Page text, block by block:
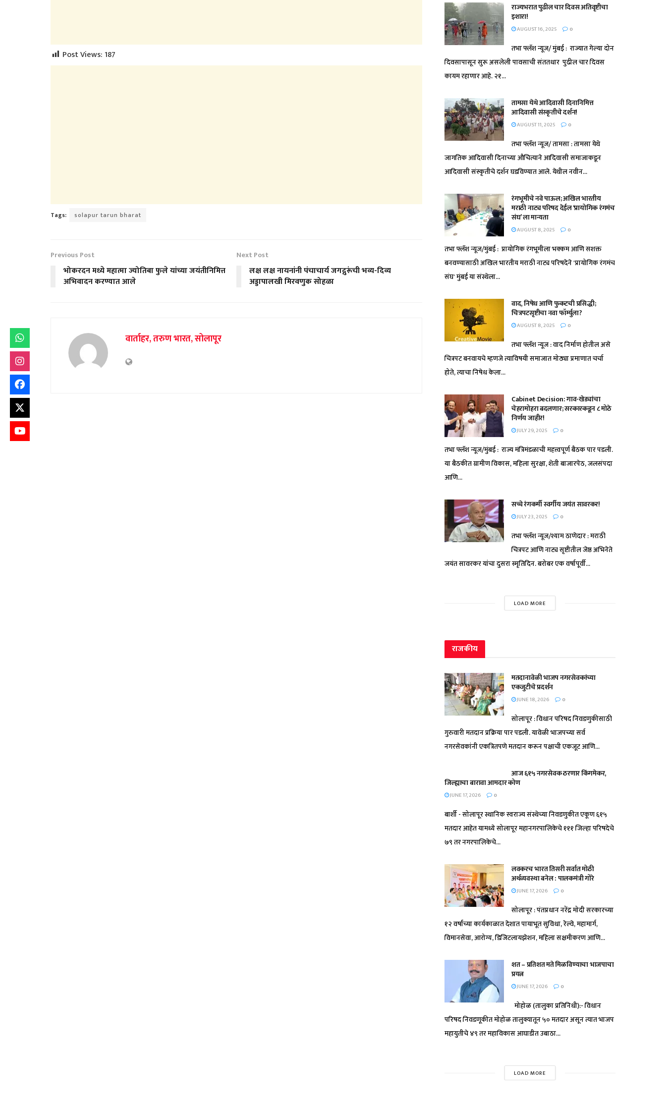
Post Views: 187
Tags: solapur tarun bharat
Previous Post
भोकरदन मध्ये महात्मा ज्योतिबा फुले यांच्या जयंतीनिमित्त
अभिवादन करण्यात आले
Next Post
लक्ष लक्ष नायनांनी पंचाचार्य जगद्गुरूंची भव्य-दिव्य
अड्डापालखी मिरवणुक सोहळा
वार्ताहर, तरुण भारत, सोलापूर
राज्यभरात पुढील चार दिवस अतिवृष्टीचा
इशारा!
AUGUST 16, 2025 0
तभा फ्लॅश न्यूज/ मुंबई : राज्यात गेल्या दोन
दिवसापासून सुरू असलेली पावसाची संततधार पुढील चार दिवस
कायम रहाणार आहे. २१...
तामसा येथे आदिवासी दिनानिमित्त
आदिवासी संस्कृतीचे दर्शन!
AUGUST 11, 2025 0
तभा फ्लॅश न्यूज/ तामसा : तामसा येथे
जागतिक आदिवासी दिनाच्या औचित्याने आदिवासी समाजाकडून
आदिवासी संस्कृतीचे दर्शन घडविण्यात आले. येथील नवीन...
रंगभूमीचे नवे पाऊल; अखिल भारतीय
मराठी नाट्य परिषद देईल ‘प्रायोगिक रंगमंच
संघ’ ला मान्यता
AUGUST 8, 2025 0
तभा फ्लॅश न्यूज/मुंबई : प्रायोगिक रंगभूमीला भक्कम आणि सशक्त
बनवण्यासाठी अखिल भारतीय मराठी नाट्य परिषदेने 'प्रायोगिक रंगमंच
संघ' मुंबई या संस्थेला...
वाद, निषेध आणि फुकटची प्रसिद्धी;
चित्रपटसृष्टीचा नवा फॉर्म्युला?
AUGUST 8, 2025 0
तभा फ्लॅश न्यूज : वाद निर्माण होतील असे
चित्रपट बनवायचे म्हणजे त्याविषयी समाजात मोठ्या प्रमाणात चर्चा
होते, त्याचा निषेध केला...
Cabinet Decision: गाव-खेड्यांचा
चेहरामोहरा बदलणार; सरकारकडून ८ मोठे
निर्णय जाहीर!
JULY 29, 2025 0
तभा फ्लॅश न्यूज/मुंबई : राज्य मंत्रिमंडळाची महत्त्वपूर्ण बैठक पार पडली.
या बैठकीत ग्रामीण विकास, महिला सुरक्षा, शेती बाजारपेठ, जलसंपदा
आणि...
सच्चे रंगकर्मी स्वर्गीय जयंत सावरकर!
JULY 23, 2025 0
तभा फ्लॅश न्यूज/श्याम ठाणेदार : मराठी
चित्रपट आणि नाट्य सृष्टीतील जेष्ठ अभिनेते
जयंत सावरकर यांचा दुसरा स्मृतिदिन. बरोबर एक वर्षापूर्वी...
LOAD MORE
राजकीय
मतदानावेळी भाजप नगरसेवकांच्या
एकजुटीचे प्रदर्शन
JUNE 18, 2026 0
सोलापूर : विधान परिषद निवडणुकीसाठी
गुरुवारी मतदान प्रक्रिया पार पडली. यावेळी भाजपच्या सर्व
नगरसेवकांनी एकत्रितपणे मतदान करून पक्षाची एकजूट आणि...
आज ६१५ नगरसेवक ठरणार किंगमेकर,
जिल्ह्याचा बारावा आमदार कोण
JUNE 17, 2026 0
बार्शी - सोलापूर स्थानिक स्वराज्य संस्थेच्या निवडणुकीत एकूण ६१५
मतदार आहेत यामध्ये सोलापूर महानगरपालिकेचे १११ जिल्हा परिषदेचे
७९ तर नगरपालिकेचे...
लवकरच भारत तिसरी सर्वात मोठी
अर्थव्यवस्था बनेल : पालकमंत्री गोरे
JUNE 17, 2026 0
सोलापूर : पंतप्रधान नरेंद्र मोदी सरकारच्या
१२ वर्षांच्या कार्यकाळात देशात पायाभूत सुविधा, रेल्वे, महामार्ग,
विमानसेवा, आरोग्य, डिजिटलायझेशन, महिला सक्षमीकरण आणि...
शत – प्रतिशत मते मिळविण्याचा भाजपाचा
प्रयत्न
JUNE 17, 2026 0
मोहोळ (तालुका प्रतिनिधी):- विधान
परिषद निवडणूकीत मोहोळ तालुक्यातून ५० मतदार असून त्यात भाजप
महायुतीचे ४९ तर महाविकास आघाडीत उबाठा...
LOAD MORE